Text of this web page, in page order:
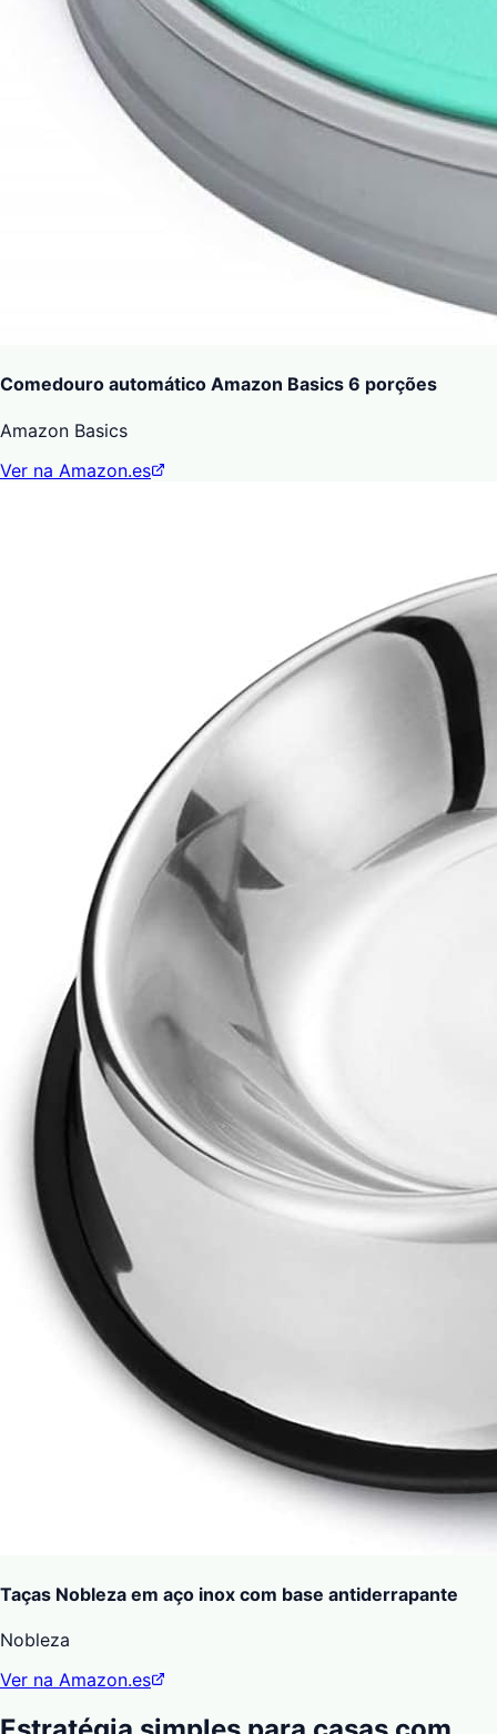
Comedouro automático Amazon Basics 6 porções
Amazon Basics
Ver na Amazon.es
Taças Nobleza em aço inox com base antiderrapante
Nobleza
Ver na Amazon.es